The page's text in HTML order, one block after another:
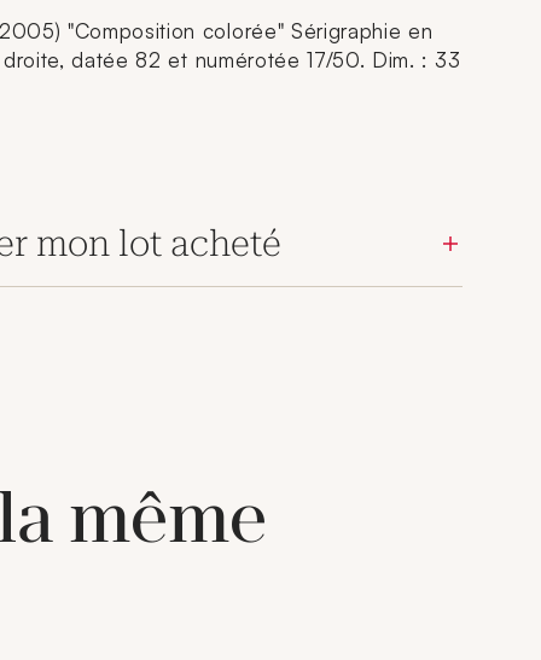
"Composition colorée" Sérigraphie en
datée 82 et numérotée 17/50. Dim. : 33
mon lot acheté
même